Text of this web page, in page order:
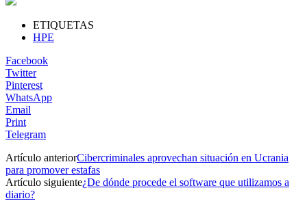
ETIQUETAS
HPE
Facebook
Twitter
Pinterest
WhatsApp
Email
Print
Telegram
Artículo anteriorCibercriminales aprovechan situación en Ucrania
para promover estafas
Artículo siguiente¿De dónde procede el software que utilizamos a
diario?